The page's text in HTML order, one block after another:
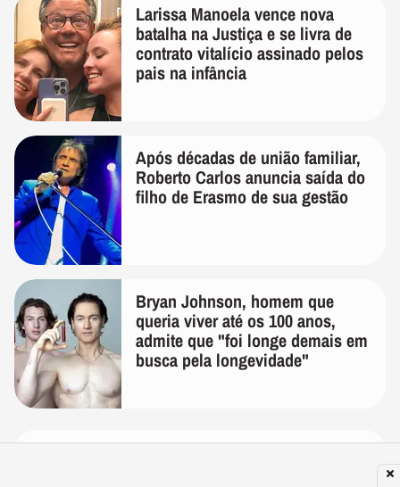
Larissa Manoela vence nova
batalha na Justiça e se livra de
contrato vitalício assinado pelos
pais na infância
Após décadas de união familiar,
Roberto Carlos anuncia saída do
filho de Erasmo de sua gestão
Bryan Johnson, homem que
queria viver até os 100 anos,
admite que "foi longe demais em
busca pela longevidade"